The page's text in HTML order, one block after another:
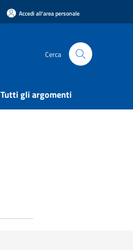
Accedi all'area personale
Cerca
Tutti gli argomenti